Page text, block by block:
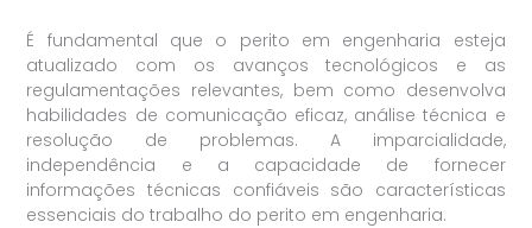
É fundamental que o perito em engenharia esteja
atualizado com os avanços tecnológicos e as
regulamentações relevantes, bem como desenvolva
habilidades de comunicação eficaz, análise técnica e
resolução de problemas. A imparcialidade,
independência e a capacidade de fornecer
informações técnicas confiáveis são características
essenciais do trabalho do perito em engenharia.